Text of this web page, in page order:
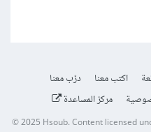
اكتب معنا
درّب معنا
مركز المساعدة
© 2025 Hsoub.Content licensed